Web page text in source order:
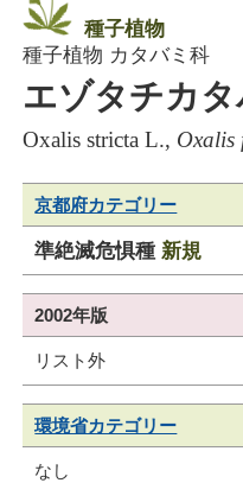
種子植物
種子植物 カタバミ科
エゾタチカタ
Oxalis stricta L., Oxalis
京都府カテゴリー
準絶滅危惧種新規
2002年版
リスト外
環境省カテゴリー
なし